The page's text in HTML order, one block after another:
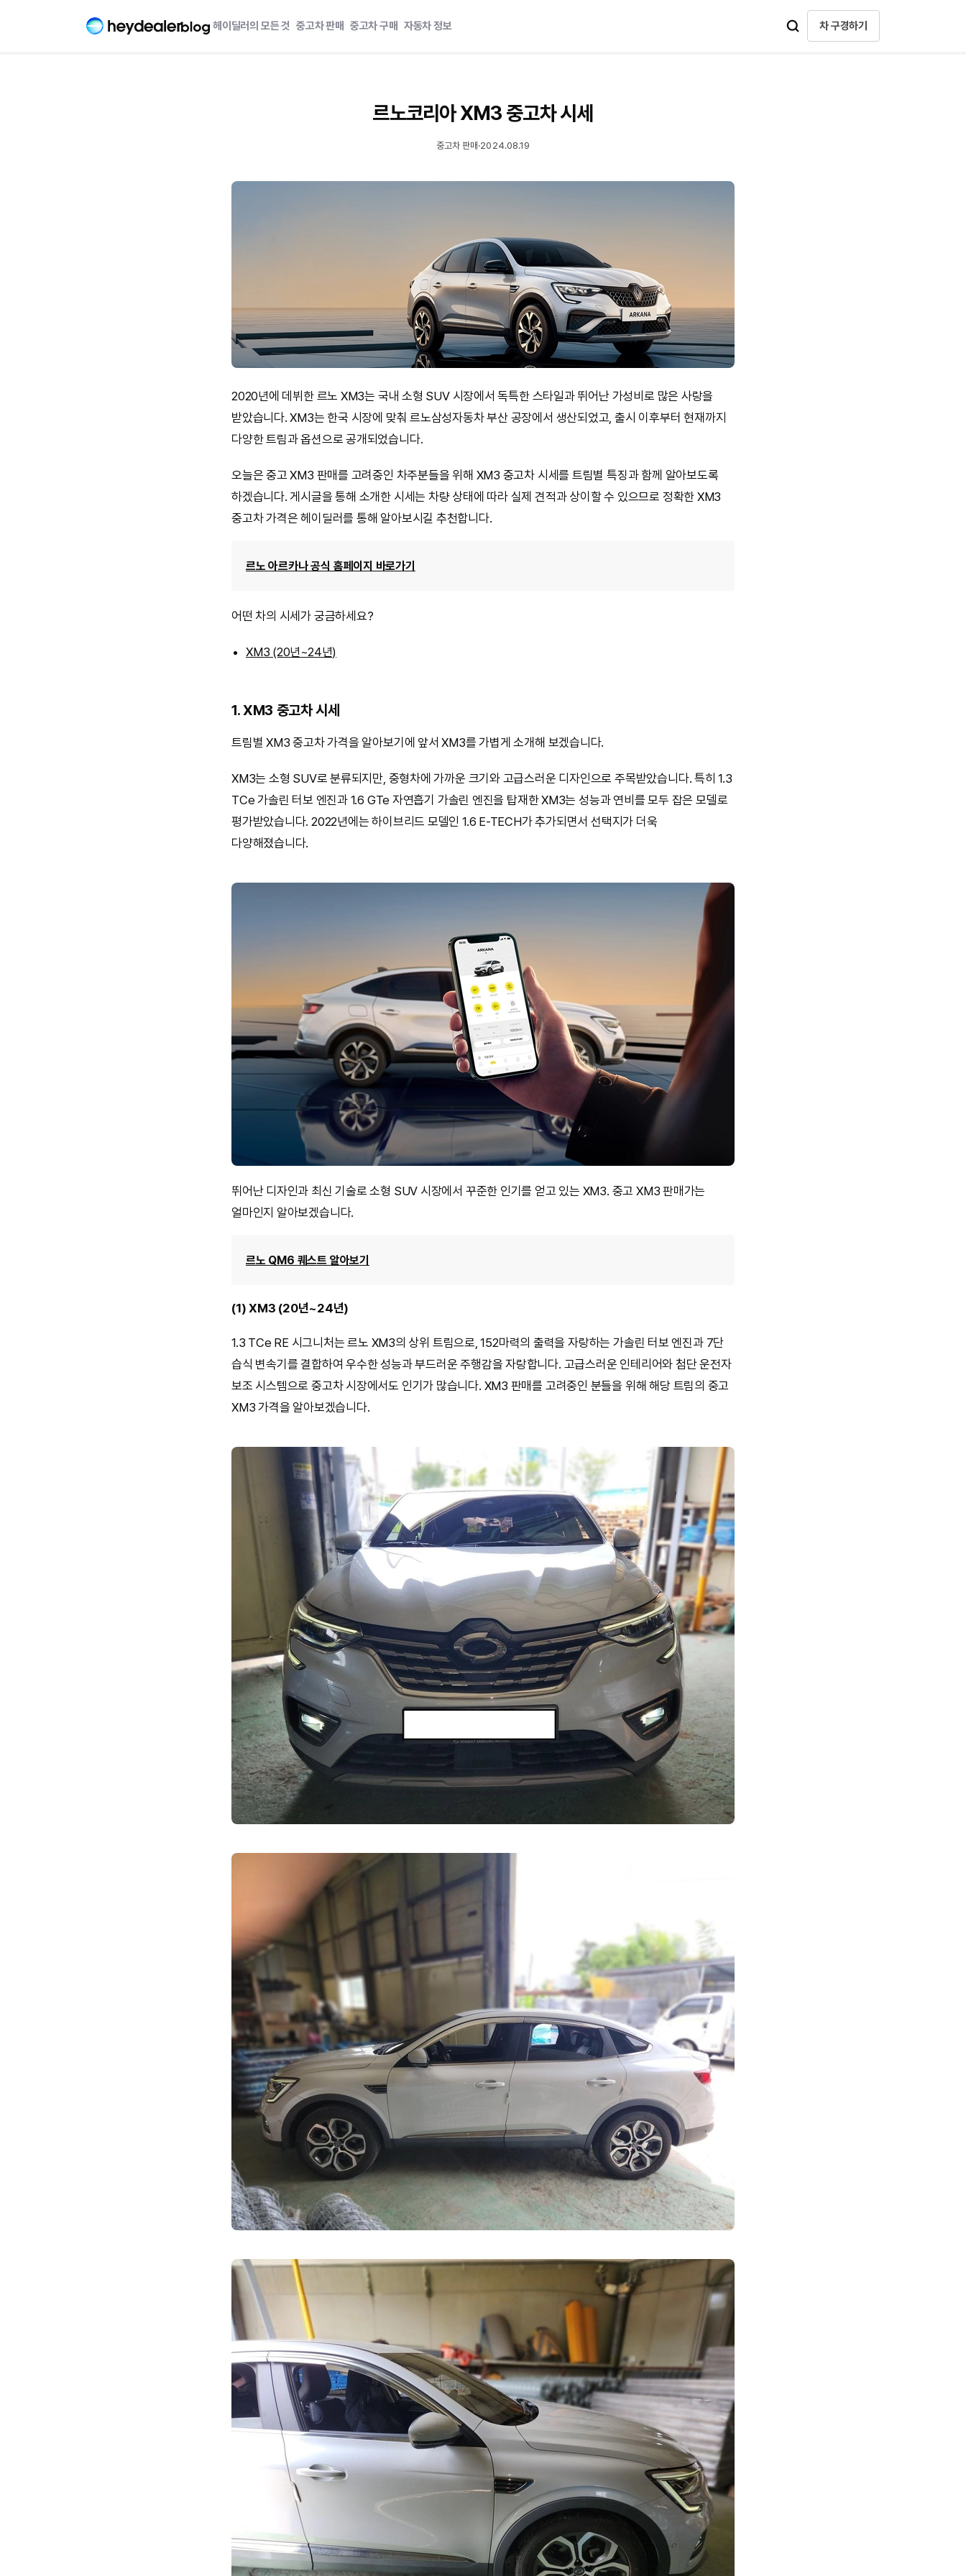
헤이딜러의 모든 것 중고차 판매 중고차 구매 자동차 정보 차 구경하기
르노코리아 XM3 중고차 시세
중고차 판매 ·2024.08.19
2020년에 데뷔한 르노 XM3는 국내 소형 SUV 시장에서 독특한 스타일과 뛰어난 가성비로 많은 사랑을
받았습니다. XM3는 한국 시장에 맞춰 르노삼성자동차 부산 공장에서 생산되었고, 출시 이후부터 현재까지
다양한 트림과 옵션으로 공개되었습니다.
오늘은 중고 XM3 판매를 고려중인 차주분들을 위해 XM3 중고차 시세를 트림별 특징과 함께 알아보도록
하겠습니다. 게시글을 통해 소개한 시세는 차량 상태에 따라 실제 견적과 상이할 수 있으므로 정확한 XM3
중고차 가격은 헤이딜러를 통해 알아보시길 추천합니다.
르노 아르카나 공식 홈페이지 바로가기
어떤 차의 시세가 궁금하세요?
XM3 (20년~24년)
1. XM3 중고차 시세
트림별 XM3 중고차 가격을 알아보기에 앞서 XM3를 가볍게 소개해 보겠습니다.
XM3는 소형 SUV로 분류되지만, 중형차에 가까운 크기와 고급스러운 디자인으로 주목받았습니다. 특히 1.3
TCe 가솔린 터보 엔진과 1.6 GTe 자연흡기 가솔린 엔진을 탑재한 XM3는 성능과 연비를 모두 잡은 모델로
평가받았습니다. 2022년에는 하이브리드 모델인 1.6 E-TECH가 추가되면서 선택지가 더욱
다양해졌습니다.
뛰어난 디자인과 최신 기술로 소형 SUV 시장에서 꾸준한 인기를 얻고 있는 XM3. 중고 XM3 판매가는
얼마인지 알아보겠습니다.
르노 QM6 퀘스트 알아보기
(1) XM3 (20년~24년)
1.3 TCe RE 시그니처는 르노 XM3의 상위 트림으로, 152마력의 출력을 자랑하는 가솔린 터보 엔진과 7단
습식 변속기를 결합하여 우수한 성능과 부드러운 주행감을 자랑합니다. 고급스러운 인테리어와 첨단 운전자
보조 시스템으로 중고차 시장에서도 인기가 많습니다. XM3 판매를 고려중인 분들을 위해 해당 트림의 중고
XM3 가격을 알아보겠습니다.